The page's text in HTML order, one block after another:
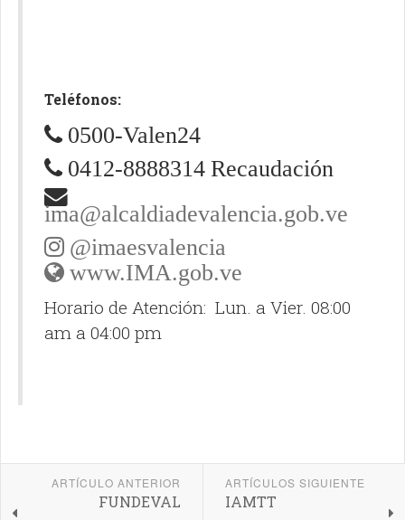
Teléfonos:
0500-Valen24
0412-8888314 Recaudación
ima@alcaldiadevalencia.gob.ve
@imaesvalencia
www.IMA.gob.ve
Horario de Atención: Lun. a Vier. 08:00
am a 04:00 pm
ARTÍCULO ANTERIOR
FUNDEVAL
ARTÍCULOS SIGUIENTE
IAMTT